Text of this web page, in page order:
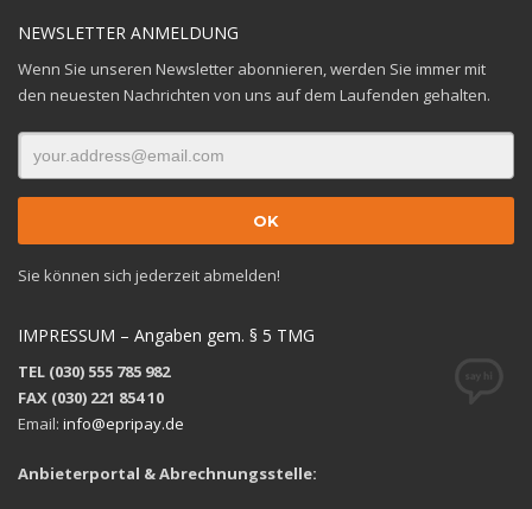
NEWSLETTER ANMELDUNG
Wenn Sie unseren Newsletter abonnieren, werden Sie immer mit
den neuesten Nachrichten von uns auf dem Laufenden gehalten.
Sie können sich jederzeit abmelden!
IMPRESSUM – Angaben gem. § 5 TMG
TEL (030) 555 785 982
FAX (030) 221 854 10
Email: info@epripay.de
Anbieterportal & Abrechnungsstelle: